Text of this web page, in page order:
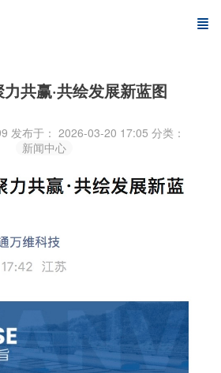
共赢·共绘发展新蓝图
发布于： 2026-03-20 17:05 分类：
新闻中心